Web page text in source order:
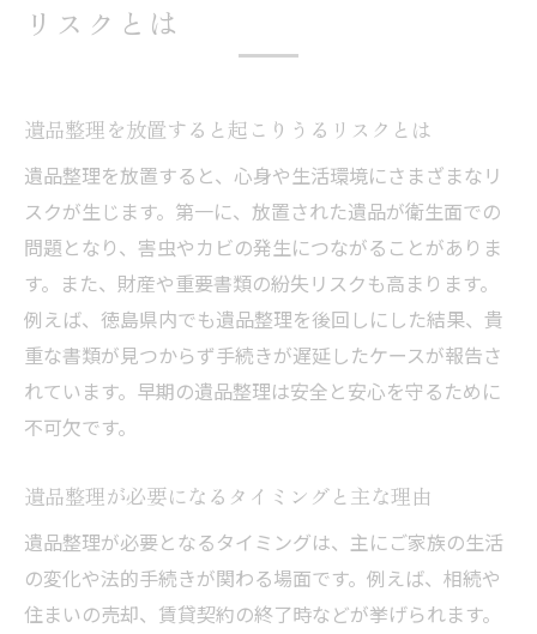
リスクとは
遺品整理を放置すると起こりうるリスクとは
遺品整理を放置すると、心身や生活環境にさまざまなリ
スクが生じます。第一に、放置された遺品が衛生面での
問題となり、害虫やカビの発生につながることがありま
す。また、財産や重要書類の紛失リスクも高まります。
例えば、徳島県内でも遺品整理を後回しにした結果、貴
重な書類が見つからず手続きが遅延したケースが報告さ
れています。早期の遺品整理は安全と安心を守るために
不可欠です。
遺品整理が必要になるタイミングと主な理由
遺品整理が必要となるタイミングは、主にご家族の生活
の変化や法的手続きが関わる場面です。例えば、相続や
住まいの売却、賃貸契約の終了時などが挙げられます。